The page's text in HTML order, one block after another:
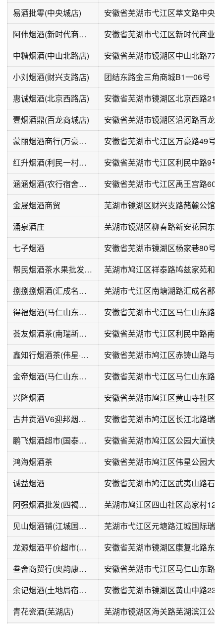
易酒批零(中央城店)
安徽省芜湖市弋江区萃文路中央
阿伟烟酒(新时代商业街店)
安徽省芜湖市弋江区新时代商业
中糖烟酒(中山北路店)
小刘烟酒(财兴支路店)
团结东路金三角商城B1一06号
惠诚烟酒(北京西路店)
安徽省芜湖市镜湖区北京西路21-
壹烟酒鼎(百龙商城店)
安徽省芜湖市镜湖区沿河路百龙
蒙丽烟酒商行(万豪白领富贵西园店)
安徽省芜湖市弋江区万豪路49号
红升烟酒(利民一村小区店)
安徽省芜湖市弋江区利民中路9号
涵涵烟酒(农行宿舍禹王宫路店)
安徽省芜湖市弋江区禹王宫路60
金晟烟酒商贸
芜湖市镜湖区财兴支路赭麓公馆
涌泉酒庄
芜湖市镜湖区柳春路新安花园东
七子烟酒
安徽省芜湖市镜湖区杨家巷80号
帮民烟酒茶水果批发(鸠兹家苑和园店)
芜湖市鸠江区祥泰路鸠兹家苑和
捌捌捌烟酒(汇成名郡店)
芜湖市弋江区南塘湖路汇成名郡
得福烟酒(马仁山东路店)
安徽省芜湖市弋江区马仁山东路
荟友烟酒茶(南瑞新城沐春园店)
鑫知行烟酒茶(伟星·星悦广场店)
金帝烟酒(马仁山东路店)
安徽省芜湖市弋江区马仁山东路
兴隆烟酒
安徽省芜湖市鸠江区黄山寺社区
古井贡酒V6迎邦烟酒粮油超市
鹏飞烟酒超市(国泰路店)
安徽省芜湖市鸠江区公园大道快
鸿海烟酒茶
安徽省芜湖市鸠江区伟星公园大
诚益烟酒
安徽省芜湖市鸠江区武夷山路石
阿强烟酒批发(四褐山集贸市场店)
芜湖市鸠江区四山社区高家村12
见山烟酒铺(江城国际瑞景苑店)
芜湖市弋江区元塘路江城国际瑞
龙源烟酒平价超市(东方龙城雅乐苑北区店)
叁舍商贸行(奥韵康城店)
安徽省芜湖市弋江区马仁山东路
余记烟酒(土地局宿舍店)
安徽省芜湖市镜湖区黄山中路23-
青花瓷酒(芜湖店)
芜湖市镜湖区海关路芜湖滨江公